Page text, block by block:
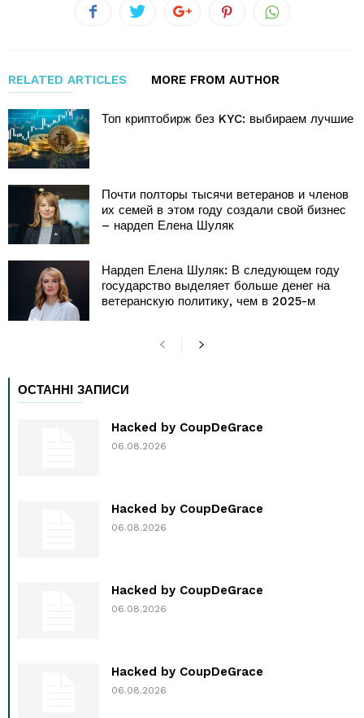
RELATED ARTICLES MORE FROM AUTHOR
Топ криптобирж без KYC: выбираем лучшие
Почти полторы тысячи ветеранов и членов
их семей в этом году создали свой бизнес
– нардеп Елена Шуляк
Нардеп Елена Шуляк: В следующем году
государство выделяет больше денег на
ветеранскую политику, чем в 2025-м
ОСТАННІ ЗАПИСИ
Hacked by CoupDeGrace
06.08.2026
Hacked by CoupDeGrace
06.08.2026
Hacked by CoupDeGrace
06.08.2026
Hacked by CoupDeGrace
06.08.2026